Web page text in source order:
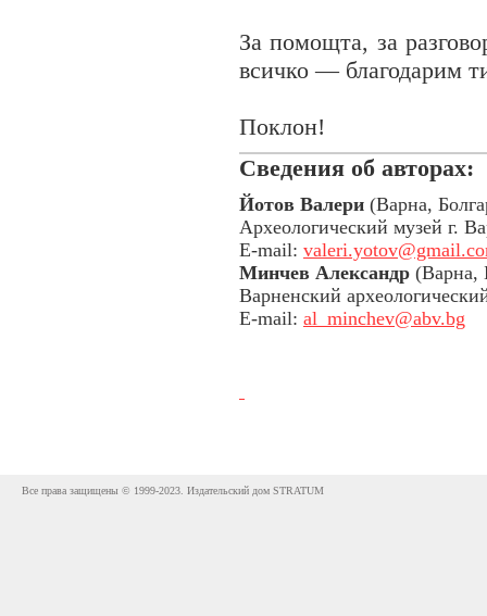
За помощта, за
всичко — благодарим
Поклон!
Сведения об авторах:
Йотов Валери (Варна,
Археологический музей г.
E-mail:
Минчев Александр (Варна,
Варненский
E-mail: al_minchev@abv.bg
Все права защищены © 1999-2023. Издательский дом STRATUM